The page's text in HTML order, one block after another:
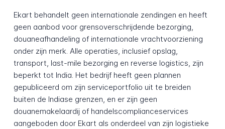
Ekart behandelt geen internationale zendingen en heeft
geen aanbod voor grensoverschrijdende bezorging,
douaneafhandeling of internationale vrachtvoorziening
onder zijn merk. Alle operaties, inclusief opslag,
transport, last-mile bezorging en reverse logistics, zijn
beperkt tot India. Het bedrijf heeft geen plannen
gepubliceerd om zijn serviceportfolio uit te breiden
buiten de Indiase grenzen, en er zijn geen
douanemakelaardij of handelscomplianceservices
aangeboden door Ekart als onderdeel van zijn logistieke